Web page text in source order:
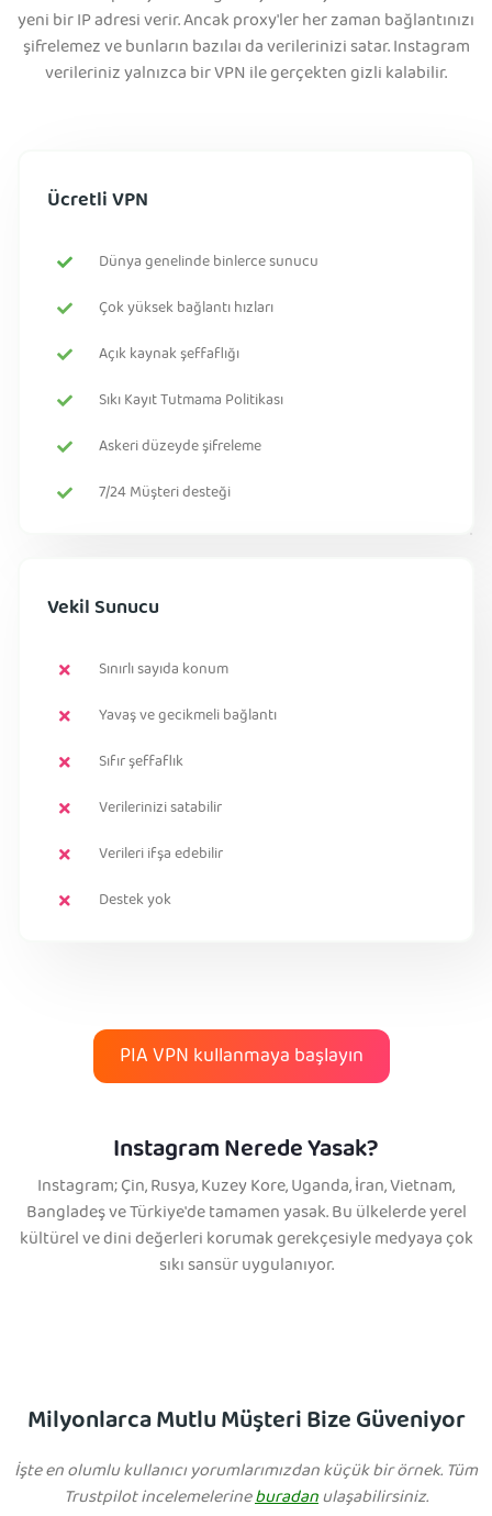
yeni bir IP adresi verir. Ancak proxy'ler her zaman bağlantınızı
şifrelemez ve bunların bazılaı da verilerinizi satar. Instagram
verileriniz yalnızca bir VPN ile gerçekten gizli kalabilir.
Ücretli VPN
Dünya genelinde binlerce sunucu
Çok yüksek bağlantı hızları
Açık kaynak şeffaflığı
Sıkı Kayıt Tutmama Politikası
Askeri düzeyde şifreleme
7/24 Müşteri desteği
Vekil Sunucu
Sınırlı sayıda konum
Yavaş ve gecikmeli bağlantı
Sıfır şeffaflık
Verilerinizi satabilir
Verileri ifşa edebilir
Destek yok
PIA VPN kullanmaya başlayın
Instagram Nerede Yasak?
Instagram; Çin, Rusya, Kuzey Kore, Uganda, İran, Vietnam,
Bangladeş ve Türkiye'de tamamen yasak. Bu ülkelerde yerel
kültürel ve dini değerleri korumak gerekçesiyle medyaya çok
sıkı sansür uygulanıyor.
Milyonlarca Mutlu Müşteri Bize Güveniyor
İşte en olumlu kullanıcı yorumlarımızdan küçük bir örnek. Tüm
Trustpilot incelemelerineburadanulaşabilirsiniz.